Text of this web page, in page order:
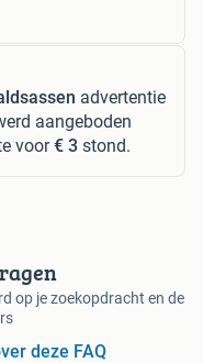
advertentie
aangeboden
voor€ 3 stond.
op je zoekopdracht en de
deze FAQ